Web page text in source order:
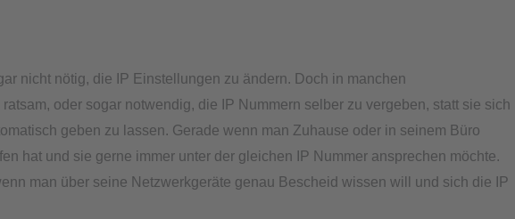
nicht nötig, die IP Einstellungen zu ändern. Doch in manchen
oder sogar notwendig, die IP Nummern selber zu vergeben, statt sie sich
geben zu lassen. Gerade wenn man Zuhause oder in seinem Büro
hat und sie gerne immer unter der gleichen IP Nummer ansprechen möchte.
man über seine Netzwerkgeräte genau Bescheid wissen will und sich die IP